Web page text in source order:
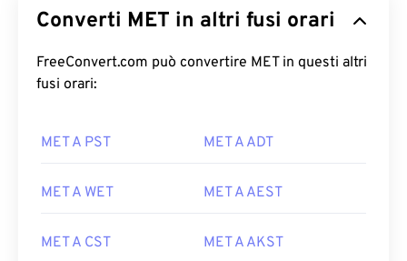
Converti MET in altri fusi orari
FreeConvert.com può convertire MET in questi altri
fusi orari:
MET A PST MET A ADT
MET A WET MET A AEST
MET A CST MET A AKST